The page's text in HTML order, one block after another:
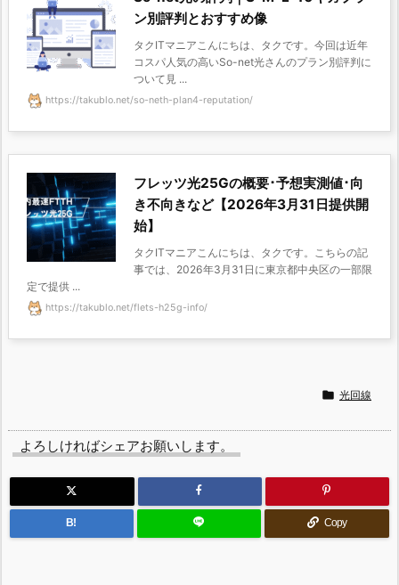
ン別評判とおすすめ像
タクITマニアこんにちは、タクです。今回は近年
コスパ人気の高いSo-net光さんのプラン別評判に
ついて見 ...
https://takublo.net/so-neth-plan4-reputation/
フレッツ光25Gの概要･予想実測値･向
き不向きなど【2026年3月31日提供開
始】
タクITマニアこんにちは、タクです。こちらの記
事では、2026年3月31日に東京都中央区の一部限
定で提供 ...
https://takublo.net/flets-h25g-info/
 光回線
よろしければシェアお願いします。
B! Copy